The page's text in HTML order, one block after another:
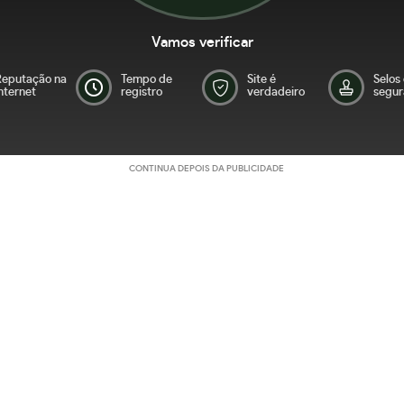
Vamos verificar
na
Tempo de
registro
Site é
verdadeiro
Selos
CONTINUA DEPOIS DA PUBLICIDADE